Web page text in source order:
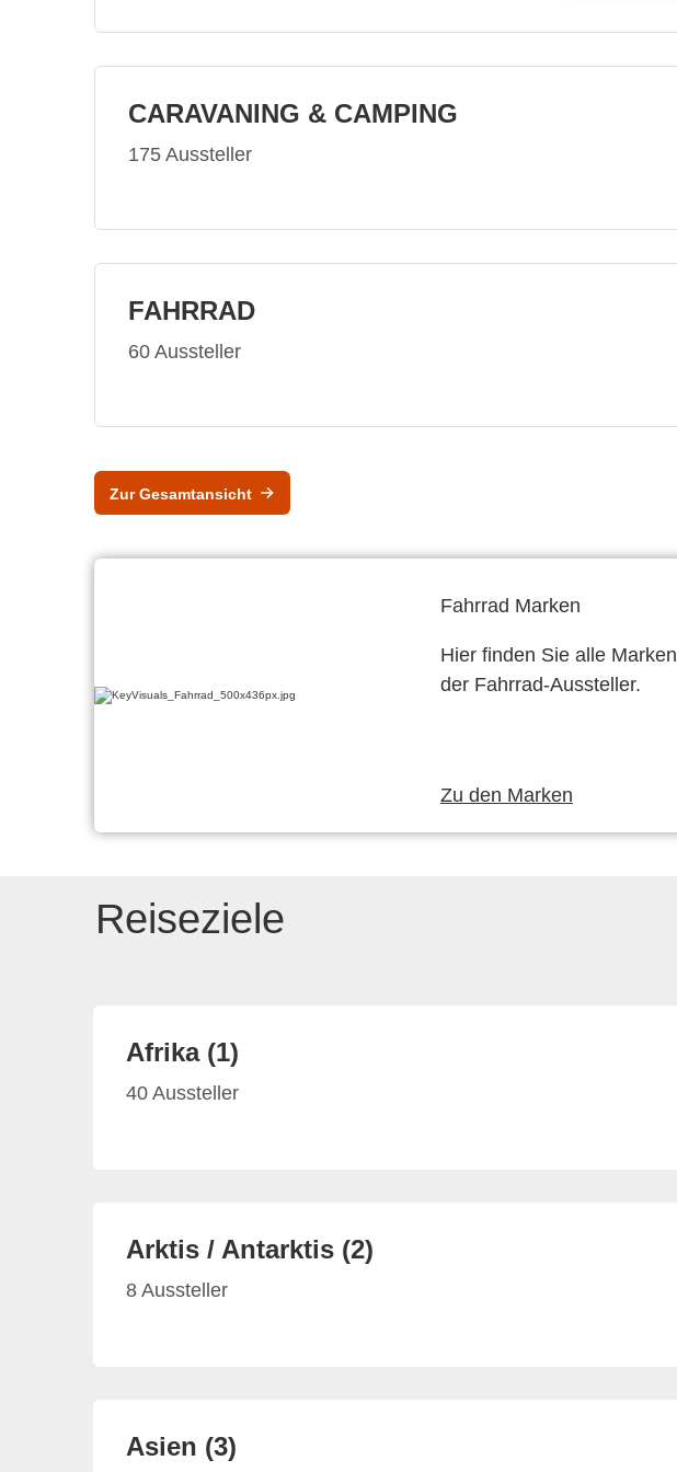
CARAVANING & CAMPING
175 Aussteller
FAHRRAD
60 Aussteller
Zur Gesamtansicht
Fahrrad Marken
Hier finden Sie alle Marken
der Fahrrad-Aussteller.
Zu den Marken
Reiseziele
Afrika (1)
40 Aussteller
Arktis / Antarktis (2)
8 Aussteller
Asien (3)